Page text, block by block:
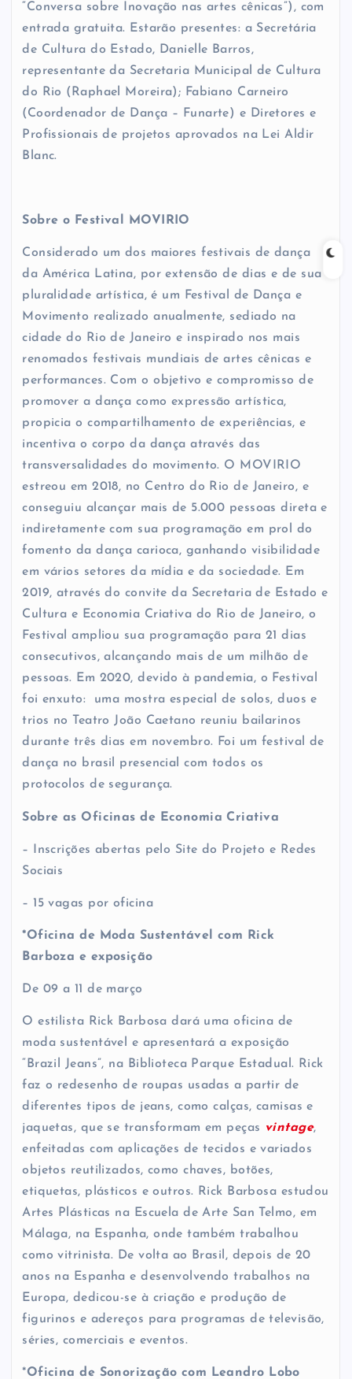
“Conversa sobre Inovação nas artes cênicas”), com
entrada gratuita. Estarão presentes: a Secretária
de Cultura do Estado, Danielle Barros,
representante da Secretaria Municipal de Cultura
do Rio (Raphael Moreira); Fabiano Carneiro
(Coordenador de Dança – Funarte) e Diretores e
Profissionais de projetos aprovados na Lei Aldir
Blanc.
Sobre o Festival MOVIRIO
Considerado um dos maiores festivais de dança
da América Latina, por extensão de dias e de sua
pluralidade artística, é um Festival de Dança e
Movimento realizado anualmente, sediado na
cidade do Rio de Janeiro e inspirado nos mais
renomados festivais mundiais de artes cênicas e
performances. Com o objetivo e compromisso de
promover a dança como expressão artística,
propicia o compartilhamento de experiências, e
incentiva o corpo da dança através das
transversalidades do movimento. O MOVIRIO
estreou em 2018, no Centro do Rio de Janeiro, e
conseguiu alcançar mais de 5.000 pessoas direta e
indiretamente com sua programação em prol do
fomento da dança carioca, ganhando visibilidade
em vários setores da mídia e da sociedade. Em
2019, através do convite da Secretaria de Estado e
Cultura e Economia Criativa do Rio de Janeiro, o
Festival ampliou sua programação para 21 dias
consecutivos, alcançando mais de um milhão de
pessoas. Em 2020, devido à pandemia, o Festival
foi enxuto: uma mostra especial de solos, duos e
trios no Teatro João Caetano reuniu bailarinos
durante três dias em novembro. Foi um festival de
dança no brasil presencial com todos os
protocolos de segurança.
Sobre as Oficinas de Economia Criativa
– Inscrições abertas pelo Site do Projeto e Redes
Sociais
– 15 vagas por oficina
*Oficina de Moda Sustentável com Rick
Barboza e exposição
De 09 a 11 de março
O estilista Rick Barbosa dará uma oficina de
moda sustentável e apresentará a exposição
“Brazil Jeans”, na Biblioteca Parque Estadual. Rick
faz o redesenho de roupas usadas a partir de
diferentes tipos de jeans, como calças, camisas e
jaquetas, que se transformam em peças vintage,
enfeitadas com aplicações de tecidos e variados
objetos reutilizados, como chaves, botões,
etiquetas, plásticos e outros. Rick Barbosa estudou
Artes Plásticas na Escuela de Arte San Telmo, em
Málaga, na Espanha, onde também trabalhou
como vitrinista. De volta ao Brasil, depois de 20
anos na Espanha e desenvolvendo trabalhos na
Europa, dedicou-se à criação e produção de
figurinos e adereços para programas de televisão,
séries, comerciais e eventos.
*Oficina de Sonorização com Leandro Lobo